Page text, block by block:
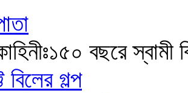
বছরে স্বামী
বিলের গল্প